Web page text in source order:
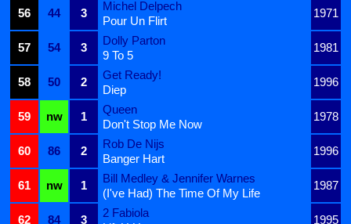
56
44 3
Michel Delpech
1971
Pour Un Flirt
57
54 3
Dolly Parton
1981
9 To 5
58
50 2
Get Ready!
1996
Diep
59
nw 1
Queen
1978
Don't Stop Me Now
60
86 2
Rob De Nijs
1996
Banger Hart
61
nw 1
Bill Medley & Jennifer Warnes
1987
(I've Had) The Time Of My Life
62
84 3
2 Fabiola
1995